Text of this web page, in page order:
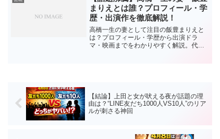
まりえとは誰？プロフィール・学
歴・出演作を徹底解説！
高橋一生の妻として注目の飯豊まりえと
は？プロフィール・学歴から出演ドラ
マ・映画までをわかりやすく解説。代表
【結論】上田と女が吠える夜が話題の理
由は？“LINE友だち1000人VS10人”のリア
ルが刺さる神回